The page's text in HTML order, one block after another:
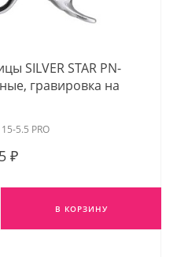
SILVER STAR PN-
гравировка на
5.5 PRO
₽
В КОРЗИНУ